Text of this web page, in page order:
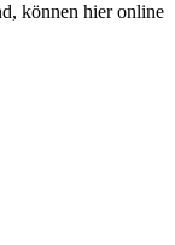
können hier online